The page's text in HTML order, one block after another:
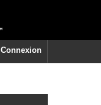
Connexion